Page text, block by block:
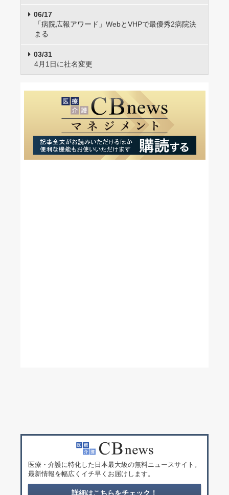
06/17
「病院広報アワード」WebとVHPで最優秀2病院決
まる
03/31
4月1日に社名変更
医療・介護に特化した日本最大級の無料ニュースサイト。
最新情報を幅広くイチ早くお届けします。
詳細はこちらをチェック！